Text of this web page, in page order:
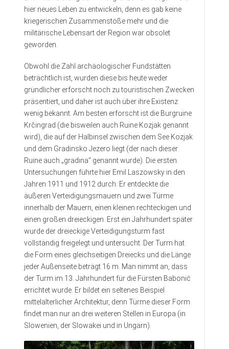
hier neues Leben zu entwickeln, denn es gab keine
kriegerischen Zusammenstöße mehr und die
militärische Lebensart der Region war obsolet
geworden.
Obwohl die Zahl archäologischer Fundstätten
beträchtlich ist, wurden diese bis heute weder
gründlicher erforscht noch zu touristischen Zwecken
präsentiert, und daher ist auch über ihre Existenz
wenig bekannt. Am besten erforscht ist die Burgruine
Krčingrad (die bisweilen auch Ruine Kozjak genannt
wird), die auf der Halbinsel zwischen dem See Kozjak
und dem Gradinsko Jezero liegt (der nach dieser
Ruine auch „gradina“ genannt wurde). Die ersten
Untersuchungen führte hier Emil Laszowsky in den
Jahren 1911 und 1912 durch. Er entdeckte die
äußeren Verteidigungsmauern und zwei Türme
innerhalb der Mauern, einen kleinen rechteckigen und
einen großen dreieckigen. Erst ein Jahrhundert später
wurde der dreieckige Verteidigungsturm fast
vollständig freigelegt und untersucht. Der Turm hat
die Form eines gleichseitigen Dreiecks und die Länge
jeder Außenseite beträgt 16 m. Man nimmt an, dass
der Turm im 13. Jahrhundert für die Fürsten Babonić
errichtet wurde. Er bildet ein seltenes Beispiel
mittelalterlicher Architektur, denn Türme dieser Form
findet man nur an drei weiteren Stellen in Europa (in
Slowenien, der Slowakei und in Ungarn).